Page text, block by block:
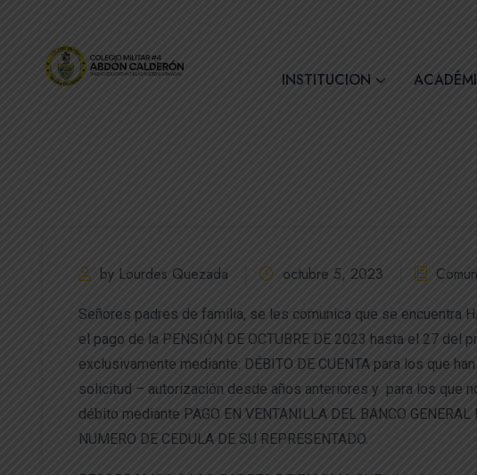
INSTITUCION
by Lourdes Quezada octubre 5, 2023
Señores padres de familia, se les comunica que se encuentra
el pago de la PENSIÓN DE OCTUBRE DE 2023 hasta el 27 del
exclusivamente mediante: DÉBITO DE CUENTA para los que
solicitud – autorización desde años anteriores y para los que
débito mediante PAGO EN VENTANILLA DEL BANCO
NUMERO DE CEDULA DE SU REPRESENTADO.